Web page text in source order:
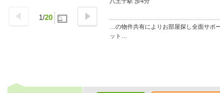
1/20
…の物件共有によりお部屋探し全面サポ
ット…